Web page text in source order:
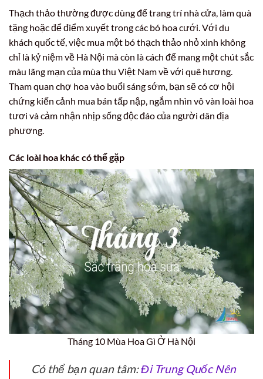
Thạch thảo thường được dùng để trang trí nhà cửa, làm quà
tặng hoặc để điểm xuyết trong các bó hoa cưới. Với du
khách quốc tế, việc mua một bó thạch thảo nhỏ xinh không
chỉ là kỷ niệm về Hà Nội mà còn là cách để mang một chút sắc
màu lãng mạn của mùa thu Việt Nam về với quê hương.
Tham quan chợ hoa vào buổi sáng sớm, bạn sẽ có cơ hội
chứng kiến cảnh mua bán tấp nập, ngắm nhìn vô vàn loài hoa
tươi và cảm nhận nhịp sống độc đáo của người dân địa
phương.
Các loài hoa khác có thể gặp
Tháng 10 Mùa Hoa Gì Ở Hà Nội
Có thể bạn quan tâm:Đi Trung Quốc Nên